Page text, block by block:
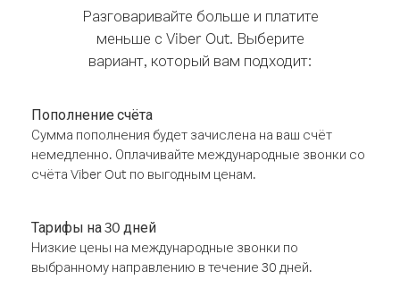
Разговаривайте больше и платите
меньше с Viber Out. Выберите
вариант, который вам подходит:
Пополнение счёта
Сумма пополнения будет зачислена на ваш счёт
немедленно. Оплачивайте международные звонки со
счёта Viber Out по выгодным ценам.
Тарифы на 30 дней
Низкие цены на международные звонки по
выбранному направлению в течение 30 дней.